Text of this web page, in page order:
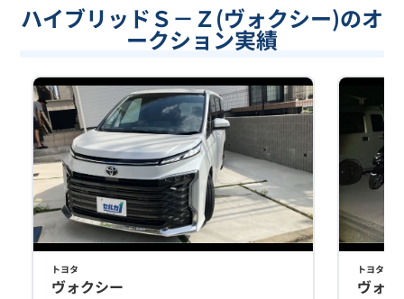
ハイブリッドＳ－Ｚ(ヴォクシー)のオ
ークション実績
トヨタ
ヴォクシー
トヨタ
ヴォ